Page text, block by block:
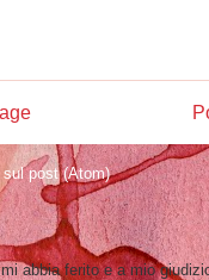
post (Atom)
abbia ferito e a mio